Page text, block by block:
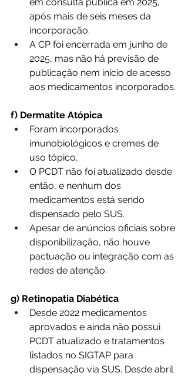
após mais de seis meses da
incorporação.
A CP foi encerrada em junho de
2025, mas não há previsão de
publicação nem início de acesso
aos medicamentos incorporados.
f) Dermatite Atópica
Foram incorporados
imunobiológicos e cremes de
uso tópico.
O PCDT não foi atualizado desde
então, e nenhum dos
medicamentos está sendo
dispensado pelo SUS.
Apesar de anúncios oficiais sobre
disponibilização, não houve
pactuação ou integração com as
redes de atenção.
g) Retinopatia Diabética
Desde 2022 medicamentos
aprovados e ainda não possui
PCDT atualizado e tratamentos
listados no SIGTAP para
dispensação via SUS. Desde abril